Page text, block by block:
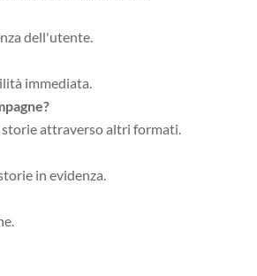
dell'utente.
immediata.
attraverso altri formati.
in evidenza.